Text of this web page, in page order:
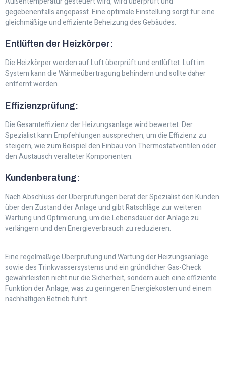
gegebenenfalls angepasst. Eine optimale Einstellung sorgt für eine
gleichmäßige und effiziente Beheizung des Gebäudes.
Entlüften der Heizkörper:
Die Heizkörper werden auf Luft überprüft und entlüftet. Luft im
System kann die Wärmeübertragung behindern und sollte daher
entfernt werden.
Effizienzprüfung:
Die Gesamteffizienz der Heizungsanlage wird bewertet. Der
Spezialist kann Empfehlungen aussprechen, um die Effizienz zu
steigern, wie zum Beispiel den Einbau von Thermostatventilen oder
den Austausch veralteter Komponenten.
Kundenberatung:
Nach Abschluss der Überprüfungen berät der Spezialist den Kunden
über den Zustand der Anlage und gibt Ratschläge zur weiteren
Wartung und Optimierung, um die Lebensdauer der Anlage zu
verlängern und den Energieverbrauch zu reduzieren.
Eine regelmäßige Überprüfung und Wartung der Heizungsanlage
sowie des Trinkwassersystems und ein gründlicher Gas-Check
gewährleisten nicht nur die Sicherheit, sondern auch eine effiziente
Funktion der Anlage, was zu geringeren Energiekosten und einem
nachhaltigen Betrieb führt.